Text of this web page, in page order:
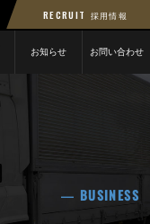
RECRUIT 採用情報
お知らせ お問い合わせ
BUSINESS